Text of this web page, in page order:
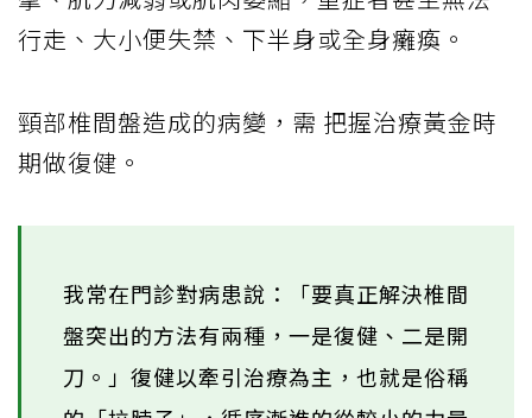
行走、大小便失禁、下半身或全身癱瘓。
頸部椎間盤造成的病變，需 把握治療黃金時
期做復健。
我常在門診對病患說：「要真正解決椎間
盤突出的方法有兩種，一是復健、二是開
刀。」復健以牽引治療為主，也就是俗稱